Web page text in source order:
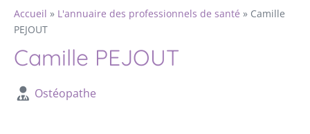
Accueil » L'annuaire des professionnels de santé » Camille
PEJOUT
Camille PEJOUT
Ostéopathe